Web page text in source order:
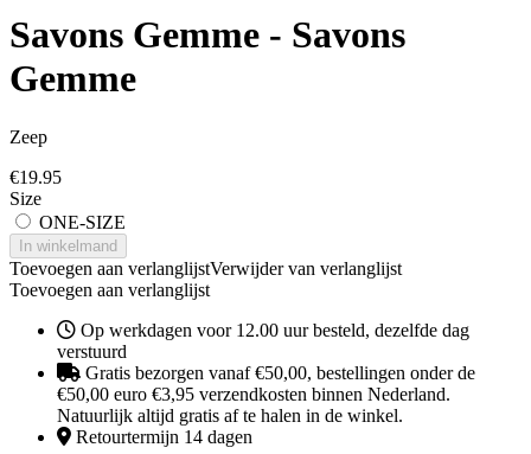
Savons Gemme - Savons
Gemme
Zeep
€19.95
Size
ONE-SIZE
In winkelmand
Toevoegen aan verlanglijstVerwijder van verlanglijst
Toevoegen aan verlanglijst
Op werkdagen voor 12.00 uur besteld, dezelfde dag
verstuurd
Gratis bezorgen vanaf €50,00, bestellingen onder de
€50,00 euro €3,95 verzendkosten binnen Nederland.
Natuurlijk altijd gratis af te halen in de winkel.
Retourtermijn 14 dagen